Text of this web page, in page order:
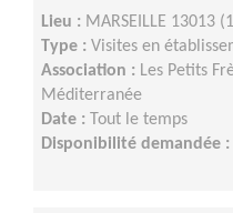
Lieu : MARSEILLE 13013
Type : Visites en
Association : Les Petits
Méditerranée
Date : Tout le temps
Disponibilité demandée :